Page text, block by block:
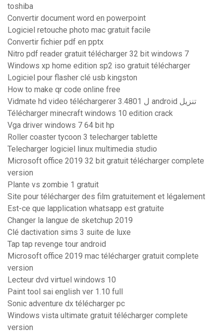
toshiba
Convertir document word en powerpoint
Logiciel retouche photo mac gratuit facile
Convertir fichier pdf en pptx
Nitro pdf reader gratuit télécharger 32 bit windows 7
Windows xp home edition sp2 iso gratuit télécharger
Logiciel pour flasher clé usb kingston
How to make qr code online free
Vidmate hd video téléchargerer 3.4801 ل android تنزيل
Télécharger minecraft windows 10 edition crack
Vga driver windows 7 64 bit hp
Roller coaster tycoon 3 telecharger tablette
Telecharger logiciel linux multimedia studio
Microsoft office 2019 32 bit gratuit télécharger complete
version
Plante vs zombie 1 gratuit
Site pour télécharger des film gratuitement et légalement
Est-ce que lapplication whatsapp est gratuite
Changer la langue de sketchup 2019
Clé dactivation sims 3 suite de luxe
Tap tap revenge tour android
Microsoft office 2019 mac télécharger gratuit complete
version
Lecteur dvd virtuel windows 10
Paint tool sai english ver 1.10 full
Sonic adventure dx télécharger pc
Windows vista ultimate gratuit télécharger complete
version